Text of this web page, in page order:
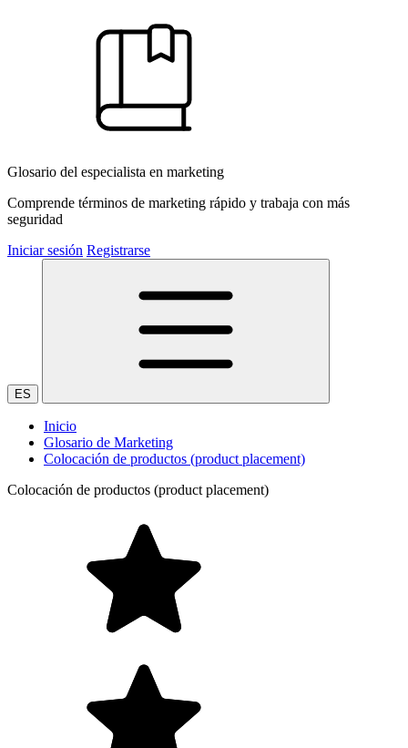
Glosario del especialista en marketing
Comprende términos de marketing rápido y trabaja con más
seguridad
Iniciar sesión Registrarse
ES
Inicio
Glosario de Marketing
Colocación de productos (product placement)
Colocación de productos (product placement)